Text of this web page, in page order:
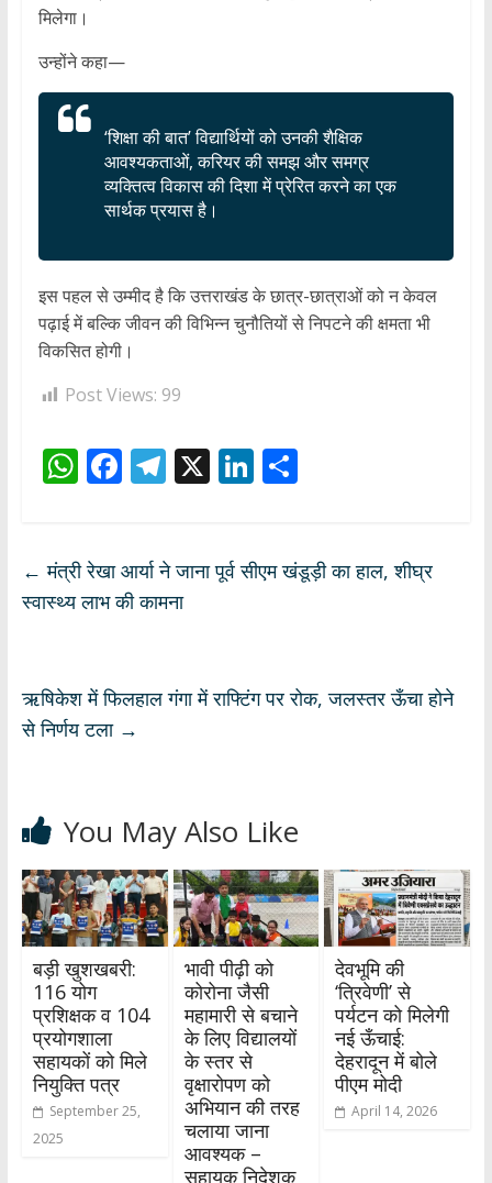
मिलेगा।
उन्होंने कहा—
‘शिक्षा की बात’ विद्यार्थियों को उनकी शैक्षिक
आवश्यकताओं, करियर की समझ और समग्र
व्यक्तित्व विकास की दिशा में प्रेरित करने का एक
सार्थक प्रयास है।
इस पहल से उम्मीद है कि उत्तराखंड के छात्र-छात्राओं को न केवल
पढ़ाई में बल्कि जीवन की विभिन्न चुनौतियों से निपटने की क्षमता भी
विकसित होगी।
Post Views: 99
W
s
A
p
F
b
o
T
gr
a
X Li
e
S
e
← मंत्री रेखा आर्या ने जाना पूर्व सीएम खंडूड़ी का हाल, शीघ्र
स्वास्थ्य लाभ की कामना
ऋषिकेश में फिलहाल गंगा में राफ्टिंग पर रोक, जलस्तर ऊँचा होने
से निर्णय टला →
You May Also Like
बड़ी खुशखबरी:
116 योग
प्रशिक्षक व 104
प्रयोगशाला
सहायकों को मिले
नियुक्ति पत्र
September 25,
2025
भावी पीढ़ी को
कोरोना जैसी
महामारी से बचाने
के लिए विद्यालयों
के स्तर से
वृक्षारोपण को
अभियान की तरह
चलाया जाना
आवश्यक –
सहायक निदेशक
देवभूमि की
‘त्रिवेणी’ से
पर्यटन को मिलेगी
नई ऊँचाई:
देहरादून में बोले
पीएम मोदी
April 14, 2026